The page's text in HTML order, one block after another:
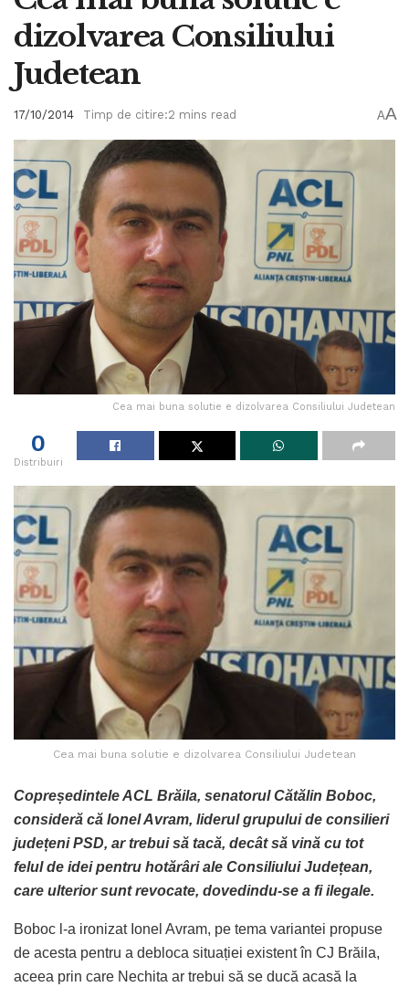
dizolvarea Consiliului
Judetean
17/10/2014 Timp de citire:2 mins read AA
Cea mai buna solutie e dizolvarea Consiliului Judetean
0
Distribuiri
Cea mai buna solutie e dizolvarea Consiliului Judetean
Copreședintele ACL Brăila, senatorul Cătălin Boboc,
consideră că Ionel Avram, liderul grupului de consilieri
județeni PSD, ar trebui să tacă, decât să vină cu tot
felul de idei pentru hotărâri ale Consiliului Județean,
care ulterior sunt revocate, dovedindu-se a fi ilegale.
Boboc l-a ironizat Ionel Avram, pe tema variantei propuse
de acesta pentru a debloca situației existent în CJ Brăila,
aceea prin care Nechita ar trebui să se ducă acasă la